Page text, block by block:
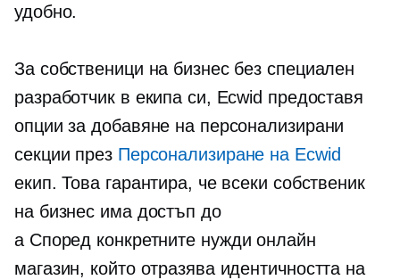
удобно.
За собственици на бизнес без специален
разработчик в екипа си, Ecwid предоставя
опции за добавяне на персонализирани
секции през Персонализиране на Ecwid
екип. Това гарантира, че всеки собственик
на бизнес има достъп до
a Според конкретните нужди онлайн
магазин, който отразява идентичността на